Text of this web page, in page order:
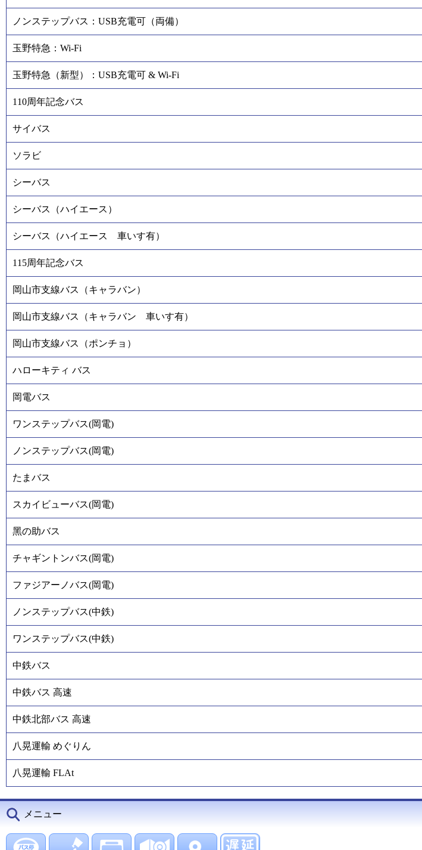
ノンステップバス：USB充電可（両備）
玉野特急：Wi-Fi
玉野特急（新型）：USB充電可 & Wi-Fi
110周年記念バス
サイバス
ソラビ
シーバス
シーバス（ハイエース）
シーバス（ハイエース 車いす有）
115周年記念バス
岡山市支線バス（キャラバン）
岡山市支線バス（キャラバン 車いす有）
岡山市支線バス（ポンチョ）
ハローキティ バス
岡電バス
ワンステップバス(岡電)
ノンステップバス(岡電)
たまバス
スカイビューバス(岡電)
黑の助バス
チャギントンバス(岡電)
ファジアーノバス(岡電)
ノンステップバス(中鉄)
ワンステップバス(中鉄)
中鉄バス
中鉄バス 高速
中鉄北部バス 高速
八晃運輸 めぐりん
八晃運輸 FLAt
メニュー